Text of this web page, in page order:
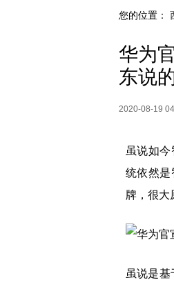
您的位置：
华为
东说
2020-08-19
虽说如
统依然是
牌，很大
虽说是